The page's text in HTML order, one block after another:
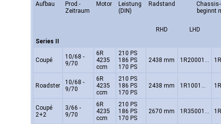
Aufbau
Prod.-
Zeitraum
Motor
Leistung
(DIN)
Radstand
Chassis-
beginnt
RHD
LHD
Series II
Coupé
10/68 -
9/70
6R
4235
ccm
210 PS
186 PS
170 PS
2438 mm 1R20001...
Roadster
10/68 -
9/70
6R
4235
ccm
210 PS
186 PS
170 PS
2438 mm 1R1001...
Coupé
2+2
3/66 -
9/70
6R
4235
ccm
210 PS
186 PS
170 PS
2670 mm 1R35001...